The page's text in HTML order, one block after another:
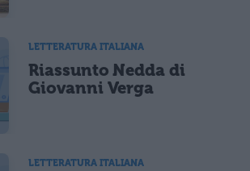
LETTERATURA ITALIANA
Riassunto Nedda di
Giovanni Verga
LETTERATURA ITALIANA